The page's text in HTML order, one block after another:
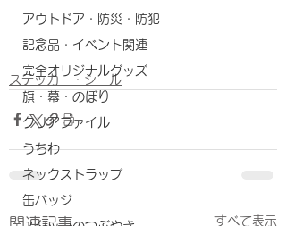
アウトドア・防災・防犯
記念品・イベント関連
完全オリジナルグッズ
旗・幕・のぼり
クリアファイル
うちわ
ネックストラップ
缶バッジ
ステッカー・シール
すべて表示